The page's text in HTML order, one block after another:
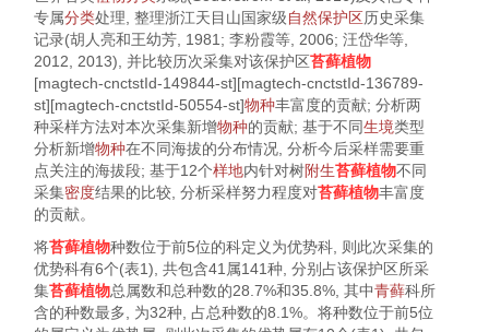
专属分类处理, 整理浙江天目山国家级自然保护区历史采集
记录(胡人亮和王幼芳, 1981 ; 李粉霞等, 2006; 汪岱华等,
2012
2013), 并比较历次采集对该保护区苔藓植物
[magtech-cnctstId-149844-st][magtech-cnctstId-136789-
st][magtech-cnctstId-50554-st]物种丰富度的贡献; 分析两
种采样方法对本次采集新增物种的贡献; 基于不同生境类型
分析新增物种在不同海拔的分布情况, 分析今后采样需要重
点关注的海拔段; 基于12个样地内针对树附生苔藓植物不同
采集密度结果的比较, 分析采样努力程度对苔藓植物丰富度
的贡献。
将苔藓植物种数位于前5位的科定义为优势科, 则此次采集的
优势科有6个(表1), 共包含41属141种, 分别占该保护区所采
集苔藓植物总属数和总种数的28.7%和35.8%, 其中青藓科所
含的种数最多, 为32种, 占总种数的8.1%。将种数位于前5位